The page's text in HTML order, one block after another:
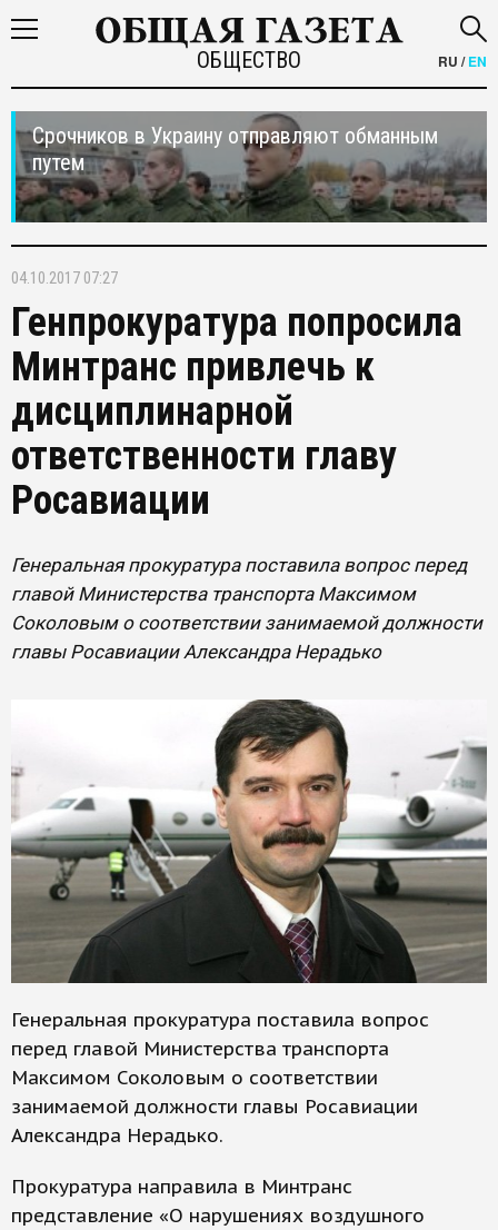
ОБЩЕСТВО RU /EN
Срочников в Украину отправляют обманным
путем
04.10.2017 07:27
Генпрокуратура попросила
Минтранс привлечь к
дисциплинарной
ответственности главу
Росавиации
Генеральная прокуратура поставила вопрос перед
главой Министерства транспорта Максимом
Соколовым о соответствии занимаемой должности
главы Росавиации Александра Нерадько
Генеральная прокуратура поставила вопрос
перед главой Министерства транспорта
Максимом Соколовым о соответствии
занимаемой должности главы Росавиации
Александра Нерадько.
Прокуратура направила в Минтранс
представление «О нарушениях воздушного